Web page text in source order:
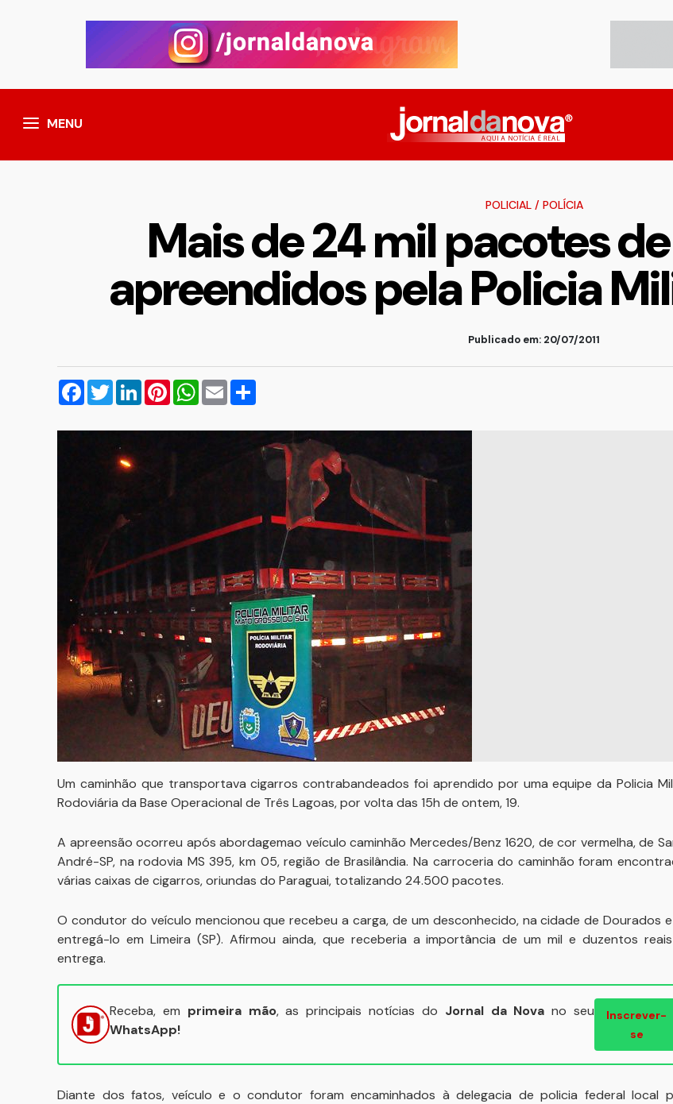
MENU
POLICIAL/ POLÍCIA
Mais de 24 mil pacotes
apreendidos pela Policia
Publicado em: 20/07/2011
Facebook
TwitterLinkedInPinterestWhatsApp
Email
Um caminhão que transportava cigarros contrabandeados foi aprendido por uma equipe da Policia
Rodoviária da Base Operacional de Três Lagoas, por volta das 15h de ontem, 19.
A apreensão ocorreu após abordagemao veículo caminhão Mercedes/Benz 1620, de cor vermelha, de
André-SP, na rodovia MS 395, km 05, região de Brasilândia. Na carroceria do caminhão foram
várias caixas de cigarros, oriundas do Paraguai, totalizando 24.500 pacotes.
O condutor do veículo mencionou que recebeu a carga, de um desconhecido, na cidade de Dourados
entregá-lo em Limeira (SP). Afirmou ainda, que receberia a importância de um mil e duzentos
entrega.
Receba, em primeira mão, as principais notícias do Jornal da Nova no seu
WhatsApp!
Inscrever-
se
Diante dos fatos, veículo e o condutor foram encaminhados à delegacia de policia federal local